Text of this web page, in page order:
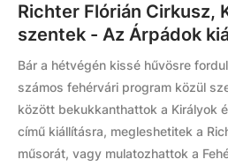
Richter Flórián Cirkusz,
szentek - Az Árpádok
Bár a hétvégén kissé hűvösre
számos fehérvári program közül
között bekukkanthattok a Királyok
című kiállításra, megleshetitek a
műsorát, vagy mulatozhattok a